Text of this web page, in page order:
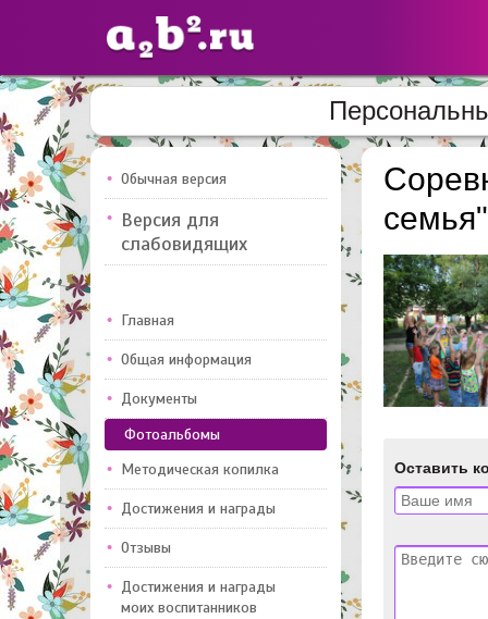
Сайты
педагогов
Добавлено — 10947
Обычная версия
Версия для
слабовидящих
Главная
Общая информация
Документы
Фотоальбомы
Методическая копилка
Достижения и награды
Отзывы
Достижения и награды
моих воспитанников
семья"
Оставить